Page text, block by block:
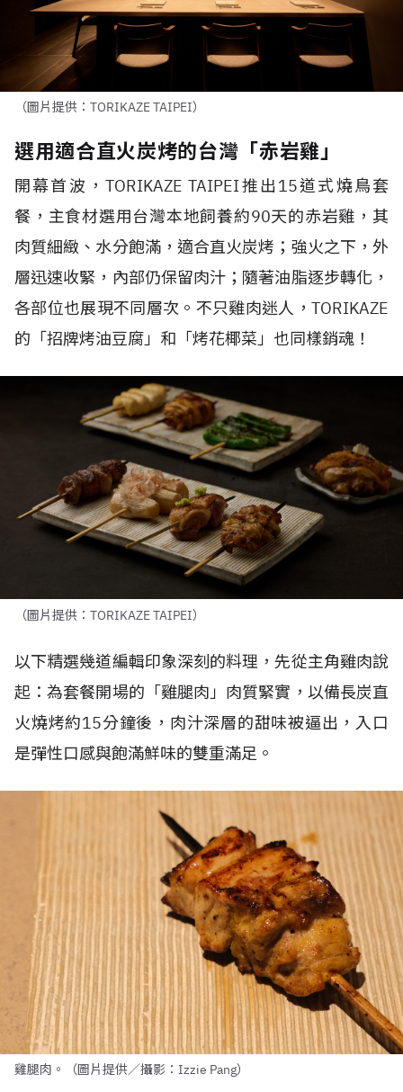
（圖片提供：TORIKAZE TAIPEI）
選用適合直火炭烤的台灣「赤岩雞」
開幕首波，TORIKAZE TAIPEI推出15道式燒鳥套
餐，主食材選用台灣本地飼養約90天的赤岩雞，其
肉質細緻、水分飽滿，適合直火炭烤；強火之下，外
層迅速收緊，內部仍保留肉汁；隨著油脂逐步轉化，
各部位也展現不同層次。不只雞肉迷人， TORIKAZE
的「招牌烤油豆腐」和「烤花椰菜」也同樣銷魂！
（圖片提供：TORIKAZE TAIPEI）
以下精選幾道編輯印象深刻的料理，先從主角雞肉說
起：為套餐開場的「雞腿肉」肉質緊實，以備長炭直
火燒烤約15分鐘後，肉汁深層的甜味被逼出，入口
是彈性口感與飽滿鮮味的雙重滿足。
雞腿肉。（圖片提供／攝影：Izzie Pang）